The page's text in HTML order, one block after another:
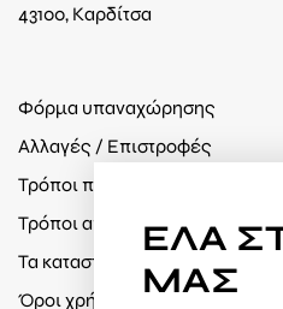
43100, Καρδίτσα
Φόρμα υπαναχώρησης
Αλλαγές / Επιστροφές
Τρόποι πληρωμής
Τρόποι αποστολής
Τα καταστήματά μας
Όροι χρήσης / Πολιτική
ΕΛΑ
ΜΑΣ